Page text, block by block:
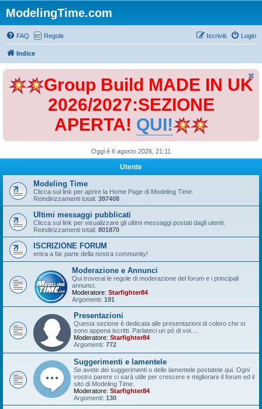
ModelingTime.com
FAQ Regole Login
Iscriviti
Indice
Group Build MADE IN UK
2026/2027:SEZIONE
APERTA! QUI!
Oggi è 6 agosto 2026, 21:11
Utente
Modeling Time
Clicca sul link per aprire la Home Page di Modeling Time.
Reindirizzamenti totali: 397408
Ultimi messaggi pubblicati
Clicca sul link per visualizzare gli ultimi messaggi postati dagli utenti.
Reindirizzamenti totali: 801870
ISCRIZIONE FORUM
entra a far parte della nostra community!
Moderazione e Annunci
Qui troverai le regole di moderazione del forum e i principali
annunci.
Moderatore: Starfighter84
Argomenti: 191
Presentazioni
Questa sezione è dedicata alle presentazioni di coloro che si
sono appena iscritti. Parlateci un pò di voi....
Moderatore: Starfighter84
Argomenti: 772
Suggerimenti e lamentele
Se avete dei suggerimenti o delle lamentele postatele qui. Ogni
vostro parere ci sarà utile per crescere e migliorare il forum ed il
sito di Modeling Time.
Moderatore: Starfighter84
Argomenti: 130